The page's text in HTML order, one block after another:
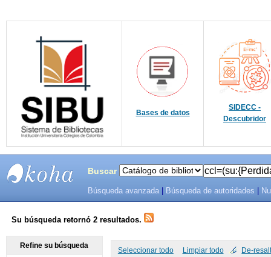
Bases de datos
SIDECC -
Descubridor
SISTEMAS
DE
Buscar
Búsqueda avanzada Búsqueda de autoridades
Su búsqueda retornó 2 resultados.
Seleccionar todo Limpiar todo De-
Refine su búsqueda